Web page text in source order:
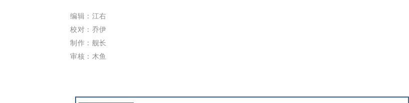
编辑：江右
校对：乔伊
制作：舰长
审核：木鱼